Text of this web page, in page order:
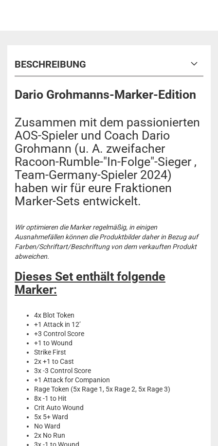
BESCHREIBUNG
Dario Grohmanns-Marker-Edition
Zusammen mit dem passionierten
AOS-Spieler und Coach Dario
Grohmann (u. A. zweifacher
Racoon-Rumble-"In-Folge"-Sieger ,
Team-Germany-Spieler 2024)
haben wir für eure Fraktionen
Marker-Sets entwickelt.
Wir optimieren die Marker regelmäßig, in einigen
Ausnahmefällen können die Produktbilder daher in Bezug auf
Farben/Schriftart/Beschriftung von dem verkauften Produkt
abweichen.
Dieses Set enthält folgende
Marker:
4x Blot Token
+1 Attack in 12’
+3 Control Score
+1 to Wound
Strike First
2x +1 to Cast
3x -3 Control Score
+1 Attack for Companion
Rage Token (5x Rage 1, 5x Rage 2, 5x Rage 3)
8x -1 to Hit
Crit Auto Wound
5x 5+ Ward
No Ward
2x No Run